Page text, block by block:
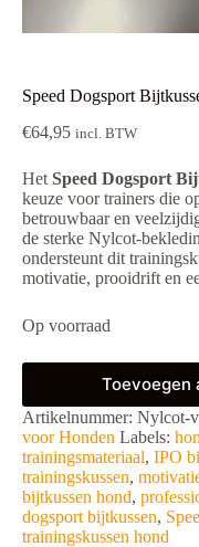
Speed Dogsport
€64,95 incl. BTW
Het Speed Dogsport
keuze voor trainers die
betrouwbaar en
de sterke Nylcot-
ondersteunt dit
motivatie, prooidrift en
Op voorraad
Toevoegen
A
l
t
e
r
n
a
Artikelnummer: Nylcot-
voor Honden Labels:
trainingsmateriaal, IPO
trainingskussen,
bijtkussen hond,
dogsport bijtkussen,
trainingskussen hond